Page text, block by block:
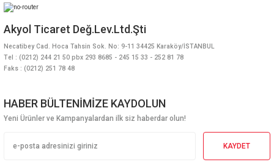
Akyol Ticaret Değ.Lev.Ltd.Şti
Necatibey Cad. Hoca Tahsin Sok. No: 9-11 34425 Karaköy/İSTANBUL
Tel : (0212) 244 21 50 pbx 293 8685 - 245 15 33 - 252 81 78
Faks : (0212) 251 78 48
HABER BÜLTENİMİZE KAYDOLUN
Yeni Ürünler ve Kampanyalardan ilk siz haberdar olun!
KAYDET